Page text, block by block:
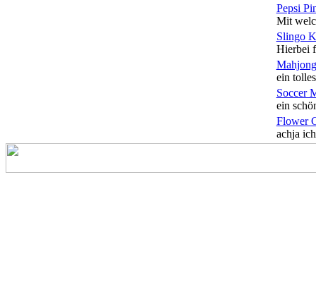
Pepsi
Mit
Slingo
Hierbei
ein
Soccer
ein
Flower
achja